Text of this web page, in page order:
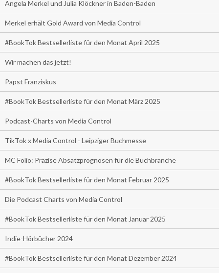
Angela Merkel und Julia Klöckner in Baden-Baden
Merkel erhält Gold Award von Media Control
#BookTok Bestsellerliste für den Monat April 2025
Wir machen das jetzt!
Papst Franziskus
#BookTok Bestsellerliste für den Monat März 2025
Podcast-Charts von Media Control
TikTok x Media Control - Leipziger Buchmesse
MC Folio: Präzise Absatzprognosen für die Buchbranche
#BookTok Bestsellerliste für den Monat Februar 2025
Die Podcast Charts von Media Control
#BookTok Bestsellerliste für den Monat Januar 2025
Indie-Hörbücher 2024
#BookTok Bestsellerliste für den Monat Dezember 2024